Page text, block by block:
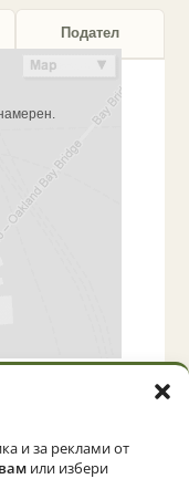
и за реклами от
или избери
Подател